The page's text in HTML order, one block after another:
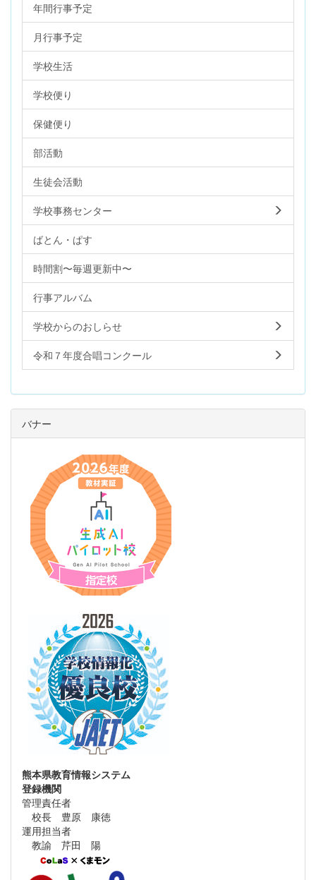
年間行事予定
月行事予定
学校生活
学校便り
保健便り
部活動
生徒会活動
学校事務センター
ばとん・ぱす
時間割〜毎週更新中〜
行事アルバム
学校からのおしらせ
令和７年度合唱コンクール
バナー
熊本県教育情報システム
登録機関
管理責任者
校長 豊原 康徳
運用担当者
教諭 芹田 陽